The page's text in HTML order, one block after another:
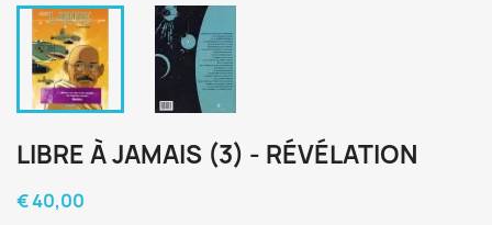
LIBRE À JAMAIS (3) - RÉVÉLATION
€ 40,00